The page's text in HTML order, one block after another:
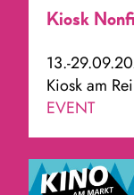
Kiosk
13.-
Kiosk am
EVENT